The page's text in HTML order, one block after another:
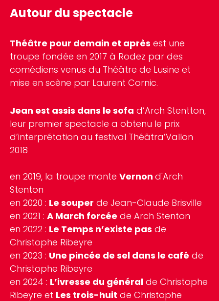
Autour du spectacle
Théâtre pour demain et après est une
troupe fondée en 2017 à Rodez par des
comédiens venus du Théâtre de Lusine et
mise en scène par Laurent Cornic.
Jean est assis dans le sofa d’Arch Stentton,
leur premier spectacle a obtenu le prix
d’interprétation au festival Théâtra’Vallon
2018
en 2019, la troupe monte Vernon d'Arch
Stenton
en 2020 : Le souper de Jean-Claude Brisville
en 2021 : A March forcée de Arch Stenton
en 2022 : Le Temps n’existe pas de
Christophe Ribeyre
en 2023 : Une pincée de sel dans le café de
Christophe Ribeyre
en 2024 : L’ivresse du général de Christophe
Ribeyre et Les trois-huit de Christophe